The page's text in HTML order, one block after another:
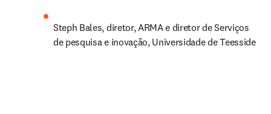
Steph Bales, diretor, ARMA e diretor de Serviços
de pesquisa e inovação, Universidade de Teesside